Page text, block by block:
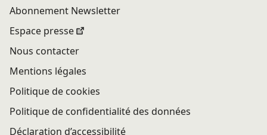
Abonnement Newsletter
Espace presse
Nous contacter
Mentions légales
Politique de cookies
Politique de confidentialité des données
Déclaration d’accessibilité